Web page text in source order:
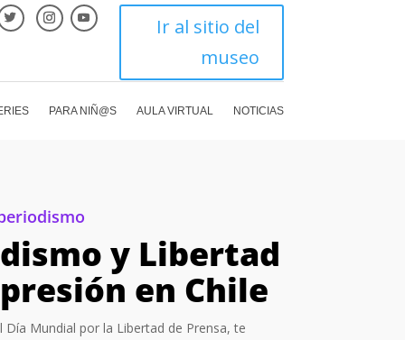
Ir al sitio del
museo
PARA NIÑ@S AULA VIRTUAL NOTICIAS
y Libertad
en Chile
Día Mundial por la Libertad de Prensa, te